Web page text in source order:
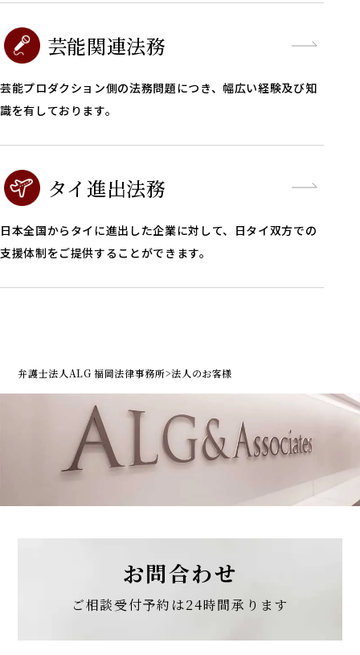
芸能関連法務
芸能プロダクション側の法務問題につき、幅広い経験及び知
識を有しております。
タイ進出法務
日本全国からタイに進出した企業に対して、日タイ双方での
支援体制をご提供することができます。
弁護士法人ALG 福岡法律事務所>法人のお客様
お問合わせ
ご相談受付予約は24時間承ります